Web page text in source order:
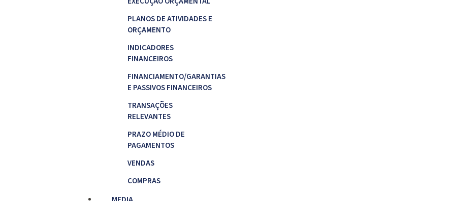
PLANOS DE ATIVIDADES E
ORÇAMENTO
INDICADORES
FINANCEIROS
FINANCIAMENTO/GARANTIAS
E PASSIVOS FINANCEIROS
TRANSAÇÕES
RELEVANTES
PRAZO MÉDIO DE
PAGAMENTOS
VENDAS
COMPRAS